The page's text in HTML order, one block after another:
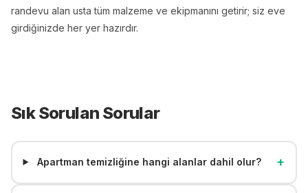
randevu alan usta tüm malzeme ve ekipmanını getirir; siz eve
girdiğinizde her yer hazırdır.
Sık Sorulan Sorular
Apartman temizliğine hangi alanlar dahil olur? +